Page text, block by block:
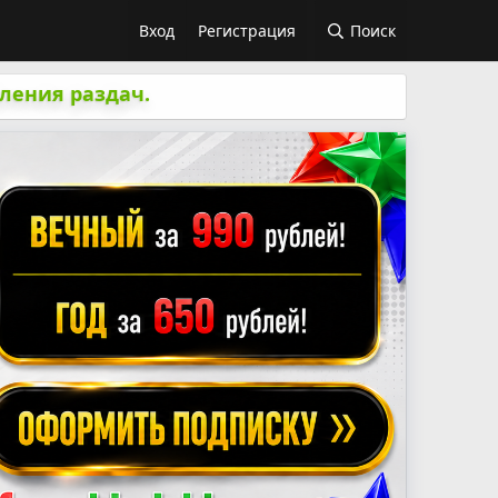
Вход Регистрация Поиск
раздач.